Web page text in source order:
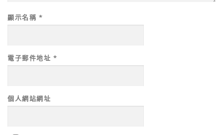
顯示名稱 *
電子郵件地址 *
個人網站網址